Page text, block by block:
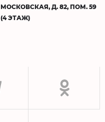
МОСКОВСКАЯ, Д. 82, ПОМ. 59
(4 ЭТАЖ)